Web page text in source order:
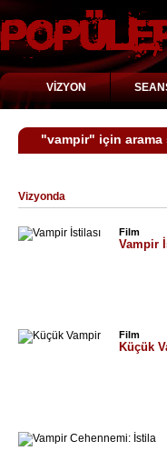
VİZYON
"vampir" için arama
Vizyonda
Film
Vampir
Film
Küçük